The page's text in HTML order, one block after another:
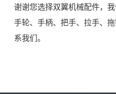
谢谢您选择双翼机械配件，
手轮、手柄、把手、拉手、
系我们。